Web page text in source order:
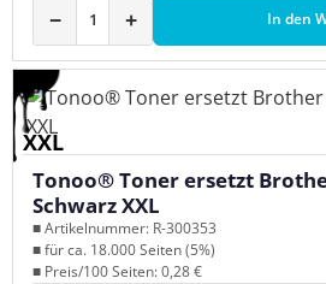
− + In den
XXL
Tonoo® Toner ersetzt
Schwarz XXL
■ Artikelnummer: R-300353
■ für ca. 18.000 Seiten (5%)
■ Preis/100 Seiten: 0,28 €